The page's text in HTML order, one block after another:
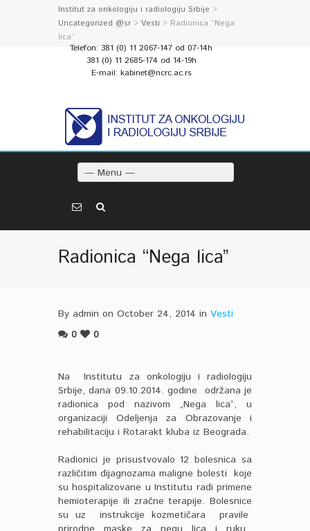
Institut za onkologiju i radiologiju Srbije >
Uncategorized @sr > Vesti > Radionica “Nega
lica”
Telefon: 381 (0) 11 2067-147 od 07-14h
381 (0) 11 2685-174 od 14-19h
E-mail: kabinet@ncrc.ac.rs
— Menu —
Radionica “Nega lica”
By admin on October 24, 2014 in Vesti
0
0
Na Institutu za onkologiju i radiologiju
Srbije, dana 09.10.2014. godine održana je
radionica pod nazivom „Nega lica“, u
organizaciji Odeljenja za Obrazovanje i
rehabilitaciju i Rotarakt kluba iz Beograda.
Radionici je prisustvovalo 12 bolesnica sa
različitim dijagnozama maligne bolesti koje
su hospitalizovane u Institutu radi primene
hemioterapije ili zračne terapije. Bolesnice
su uz instrukcije kozmetičara pravile